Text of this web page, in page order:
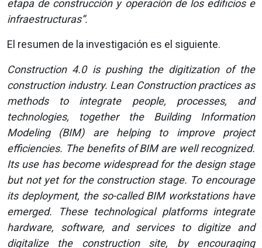
etapa de construcción y operación de los edificios e
infraestructuras”.
El resumen de la investigación es el siguiente.
Construction 4.0 is pushing the digitization of the
construction industry. Lean Construction practices as
methods to integrate people, processes, and
technologies, together the Building Information
Modeling (BIM) are helping to improve project
efficiencies. The benefits of BIM are well recognized.
Its use has become widespread for the design stage
but not yet for the construction stage. To encourage
its deployment, the so-called BIM workstations have
emerged. These technological platforms integrate
hardware, software, and services to digitize and
digitalize the construction site, by encouraging